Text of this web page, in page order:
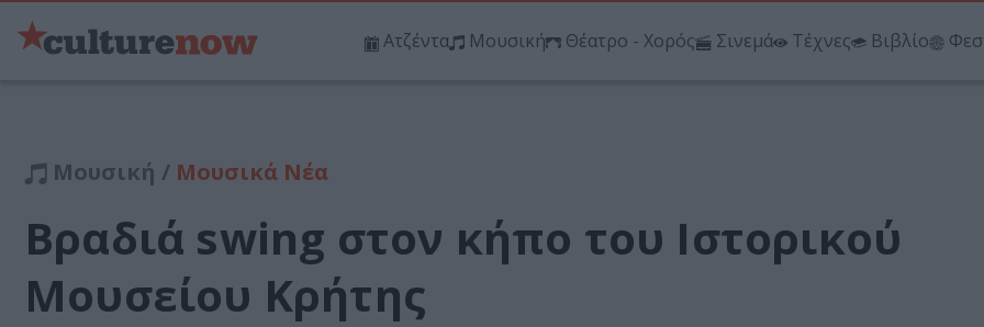
Ατζέντα Μουσική Θέατρο - Χορός Σινεμά Τέχνες Βιβλίο
Μουσική / Μουσικά Νέα
Βραδιά swing στον κήπο του Ιστορικού
Μουσείου Κρήτης